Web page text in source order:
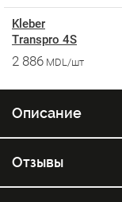
Kleber
Transpro 4S
2 886 MDL/шт
Описание
Отзывы